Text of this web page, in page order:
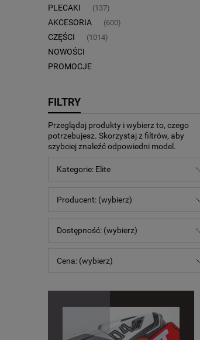
PLECAKI (137)
AKCESORIA (600)
CZĘŚCI (1014)
NOWOŚCI
PROMOCJE
FILTRY
Przeglądaj produkty i wybierz to, czego
potrzebujesz. Skorzystaj z filtrów, aby
szybciej znaleźć odpowiedni model.
Kategorie: Elite
Producent: (wybierz)
Dostępność: (wybierz)
Cena: (wybierz)